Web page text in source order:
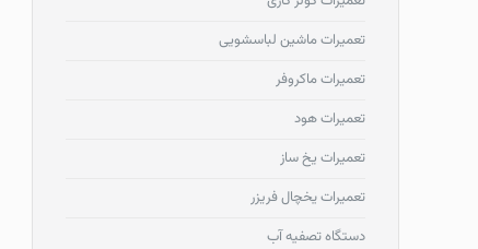
تعمیرات ماشین لباسشویی
تعمیرات ماکروفر
تعمیرات هود
تعمیرات یخ ساز
تعمیرات یخچال فریزر
دستگاه تصفیه آب